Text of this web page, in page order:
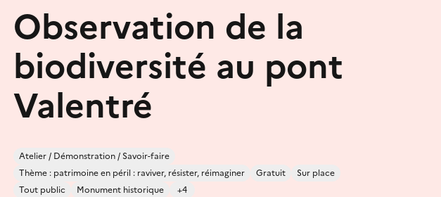
Observation de la
biodiversité au pont
Valentré
Atelier / Démonstration / Savoir-faire
Thème : patrimoine en péril : raviver, résister, réimaginer
Gratuit
Sur place
Tout public
Monument historique +4